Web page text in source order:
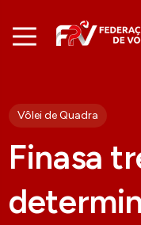
Vôlei de Quadra
Finasa